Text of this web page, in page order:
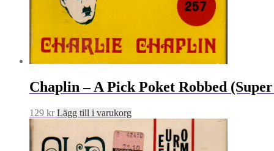
Chaplin – A Pick Poket Robbed
129 kr Lägg till i varukorg